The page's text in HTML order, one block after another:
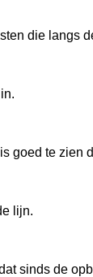
die langs
goed te
lijn.
sinds de